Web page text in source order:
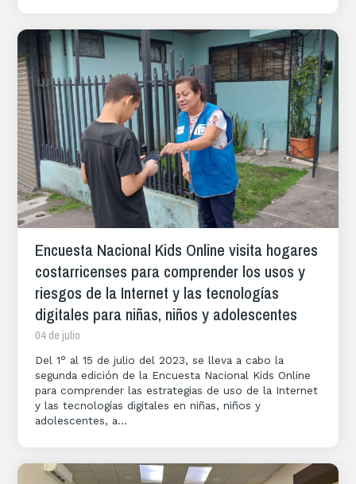
Encuesta Nacional Kids Online visita hogares
costarricenses para comprender los usos y
riesgos de la Internet y las tecnologías
digitales para niñas, niños y adolescentes
04 de julio
Del 1° al 15 de julio del 2023, se lleva a cabo la
segunda edición de la Encuesta Nacional Kids Online
para comprender las estrategias de uso de la Internet
y las tecnologías digitales en niñas, niños y
adolescentes, a...